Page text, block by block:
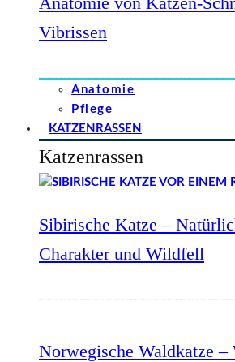
Vibrissen
Anatomie
Pflege
KATZENRASSEN
Katzenrassen
Sibirische Katze –
Charakter und Wildfell
Norwegische Waldkatze –